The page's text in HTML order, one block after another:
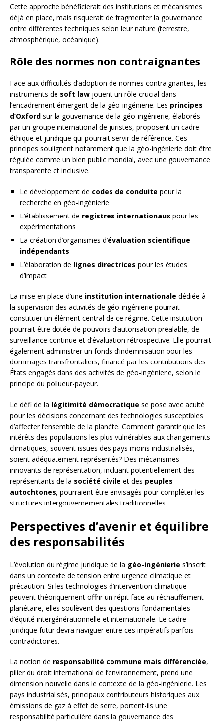
Cette approche bénéficierait des institutions et mécanismes
déjà en place, mais risquerait de fragmenter la gouvernance
entre différentes techniques selon leur nature (terrestre,
atmosphérique, océanique).
Rôle des normes non contraignantes
Face aux difficultés d’adoption de normes contraignantes, les
instruments de soft law jouent un rôle crucial dans
l’encadrement émergent de la géo-ingénierie. Les principes
d’Oxford sur la gouvernance de la géo-ingénierie, élaborés
par un groupe international de juristes, proposent un cadre
éthique et juridique qui pourrait servir de référence. Ces
principes soulignent notamment que la géo-ingénierie doit être
régulée comme un bien public mondial, avec une gouvernance
transparente et inclusive.
Le développement de codes de conduite pour la
recherche en géo-ingénierie
L’établissement de registres internationaux pour les
expérimentations
La création d’organismes d’évaluation scientifique
indépendants
L’élaboration de lignes directrices pour les études
d’impact
La mise en place d’une institution internationale dédiée à
la supervision des activités de géo-ingénierie pourrait
constituer un élément central de ce régime. Cette institution
pourrait être dotée de pouvoirs d’autorisation préalable, de
surveillance continue et d’évaluation rétrospective. Elle pourrait
également administrer un fonds d’indemnisation pour les
dommages transfrontaliers, financé par les contributions des
États engagés dans des activités de géo-ingénierie, selon le
principe du pollueur-payeur.
Le défi de la légitimité démocratique se pose avec acuité
pour les décisions concernant des technologies susceptibles
d’affecter l’ensemble de la planète. Comment garantir que les
intérêts des populations les plus vulnérables aux changements
climatiques, souvent issues des pays moins industrialisés,
soient adéquatement représentés? Des mécanismes
innovants de représentation, incluant potentiellement des
représentants de la société civile et des peuples
autochtones, pourraient être envisagés pour compléter les
structures intergouvernementales traditionnelles.
Perspectives d’avenir et équilibre
des responsabilités
L’évolution du régime juridique de la géo-ingénierie s’inscrit
dans un contexte de tension entre urgence climatique et
précaution. Si les technologies d’intervention climatique
peuvent théoriquement offrir un répit face au réchauffement
planétaire, elles soulèvent des questions fondamentales
d’équité intergénérationnelle et internationale. Le cadre
juridique futur devra naviguer entre ces impératifs parfois
contradictoires.
La notion de responsabilité commune mais différenciée,
pilier du droit international de l’environnement, prend une
dimension nouvelle dans le contexte de la géo-ingénierie. Les
pays industrialisés, principaux contributeurs historiques aux
émissions de gaz à effet de serre, portent-ils une
responsabilité particulière dans la gouvernance des